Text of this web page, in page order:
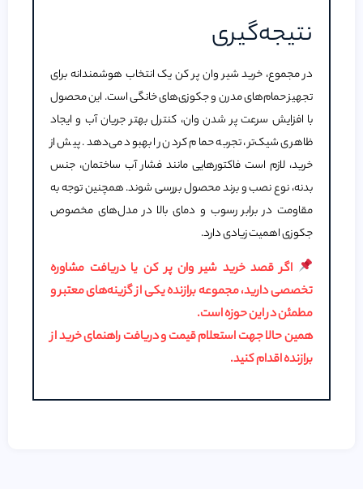
نتیجه‌گیری
در مجموع، خرید شیر وان پر کن یک انتخاب هوشمندانه برای
تجهیز حمام‌های مدرن و جکوزی‌های خانگی است. این محصول
با افزایش سرعت پر شدن وان،‌ کنترل بهتر جریان آب و ایجاد
ظاهری شیک‌تر، تجربه حمام کردن را بهبود می‌دهد. پیش از
خرید، لازم است فاکتورهایی مانند فشار آب ساختمان، جنس
بدنه، نوع نصب و برند محصول بررسی شوند. همچنین توجه به
مقاومت در برابر رسوب و دمای بالا در مدل‌های مخصوص
جکوزی اهمیت زیادی دارد.
اگر قصد خرید شیر وان پر کن یا دریافت مشاوره
تخصصی دارید، مجموعهبرازندهیکی از گزینه‌های معتبر و
مطمئن در این حوزه است.
همین حالا جهت استعلام قیمت و دریافت راهنمای خرید از
برازندهاقدام کنید.